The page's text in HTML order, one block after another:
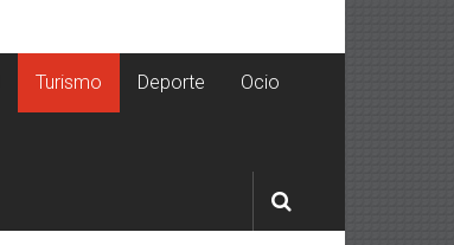
Turismo Deporte Ocio